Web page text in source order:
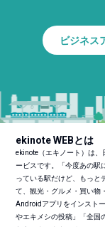
ビジネス
ekinote WEBとは
ekinote（エキノート）は
ービスです。「今度あの駅
っている駅だけど、もっと
て、観光・グルメ・買い物
Androidアプリをインスト
やエキメシの投稿」「全国